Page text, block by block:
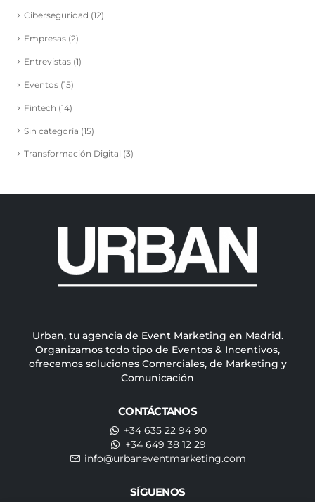
Ciberseguridad (12)
Empresas (2)
Entrevistas (1)
Eventos (15)
Fintech (14)
Sin categoría (15)
Transformación Digital (3)
Urban, tu agencia de Event Marketing en Madrid.
Organizamos todo tipo de Eventos & Incentivos,
ofrecemos soluciones Comerciales, de Marketing y
Comunicación
CONTÁCTANOS
+34 635 22 94 90
+34 649 38 12 29
info@urbaneventmarketing.com
SÍGUENOS